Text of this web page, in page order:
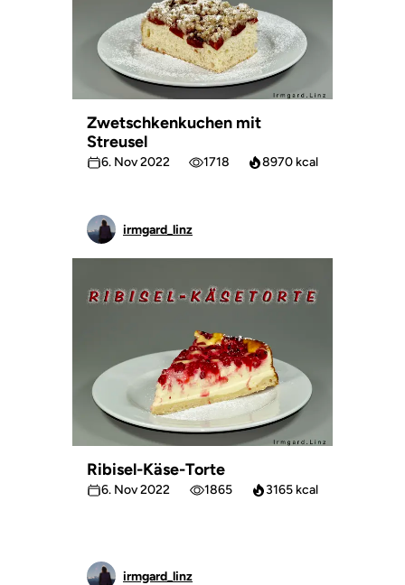
Zwetschkenkuchen mit
Streusel
6. Nov 2022 1718 8970 kcal
irmgard_linz
Ribisel-Käse-Torte
6. Nov 2022 1865 3165 kcal
irmgard_linz